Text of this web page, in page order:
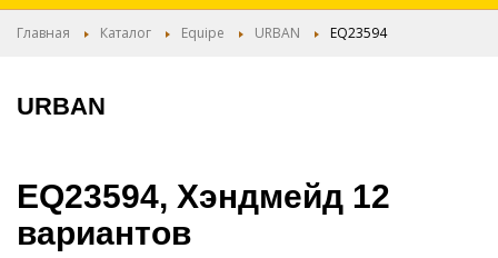
Главная Каталог Equipe URBAN EQ23594
URBAN
EQ23594, Хэндмейд 12
вариантов